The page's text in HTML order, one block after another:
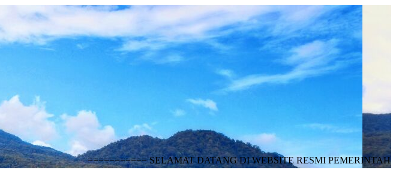
=========== SELAMAT DATANG DI WEBSITE RESMI PEMERINTAH DESA